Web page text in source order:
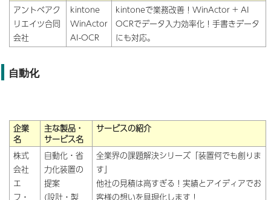
アントベアク
リエイツ合同
会社
kintone
WinActor
AI-OCR
kintoneで業務改善！WinActor + AI
OCRでデータ入力効率化！手書きデータ
にも対応。
自動化
企業
名
主な製品・
サービス名
サービスの紹介
株式
会社
エ
フ・
自動化・省
力化装置の
提案
(設計・製
全業界の課題解決シリーズ「装置何でも創りま
す」
他社の見積は高すぎる！実績とアイディアでお
客様の想いを具現化します！